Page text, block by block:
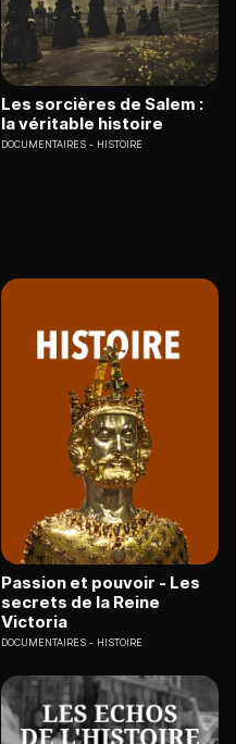
Les sorcières de Salem :
la véritable histoire
DOCUMENTAIRES HISTOIRE
Passion et pouvoir - Les
secrets de la Reine
Victoria
DOCUMENTAIRES HISTOIRE